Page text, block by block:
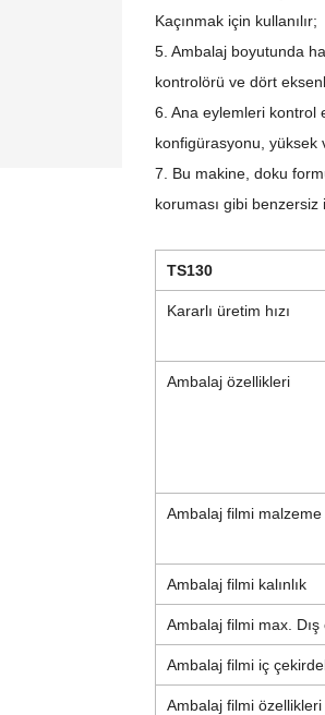
Kaçınmak için kullanılır;
5. Ambalaj boyutunda
kontrolörü ve dört
6. Ana eylemleri kontrol
konfigürasyonu, yüksek
7. Bu makine, doku
koruması gibi benzersiz
TS130
Kararlı üretim hızı
Ambalaj özellikleri
Ambalaj filmi malzeme
Ambalaj filmi kalınlık
Ambalaj filmi max. Dış
Ambalaj filmi iç
Ambalaj filmi özellikleri